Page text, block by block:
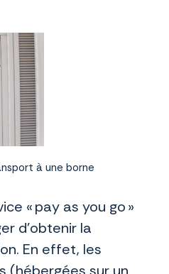
à une borne
« pay as you go »
d’obtenir la
En effet, les
(hébergées sur un